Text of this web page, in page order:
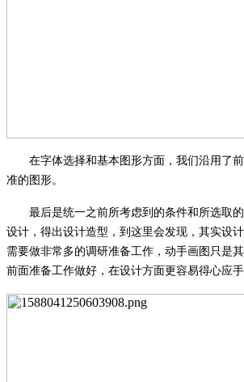
在字体选择和基本图形方面，我们沿用了
准的图形。
最后是统一之前所考虑到的条件和所选取
设计，得出设计造型，到这里会发现，其实设
需要做非常多的调研准备工作，动手画图只是
前面准备工作做好，在设计方面更容易得心应手